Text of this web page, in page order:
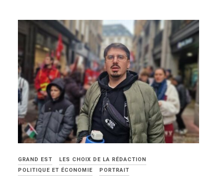
GRAND EST
LES CHOIX DE LA RÉDACTION
POLITIQUE ET ÉCONOMIE
PORTRAIT